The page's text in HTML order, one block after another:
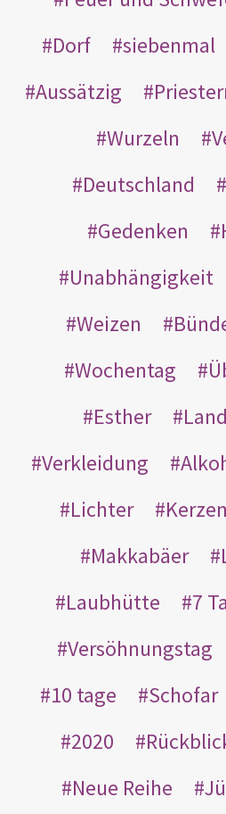
Dorf
siebenmal
Aussätzig
Wurzeln
Deutschland
Gedenken
Unabhängigkeit
Weizen
Wochentag
Esther
Verkleidung
Lichter
Kerzen
Makkabäer
Laubhütte
7
Versöhnungstag
10 tage
Schofar
2020
Neue Reihe